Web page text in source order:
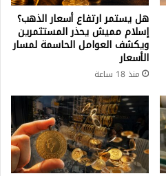
هل يستمر ارتفاع أسعار الذهب؟
إسلام مميش يحذر المستثمرين
ويكشف العوامل الحاسمة لمسار
الأسعار
منذ 18 ساعة